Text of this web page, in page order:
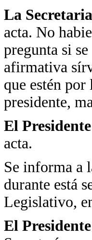
La
acta. No
pregunta si
afirmativa
que estén
presidente,
El
acta.
Se informa a
durante está
Legislativo,
El